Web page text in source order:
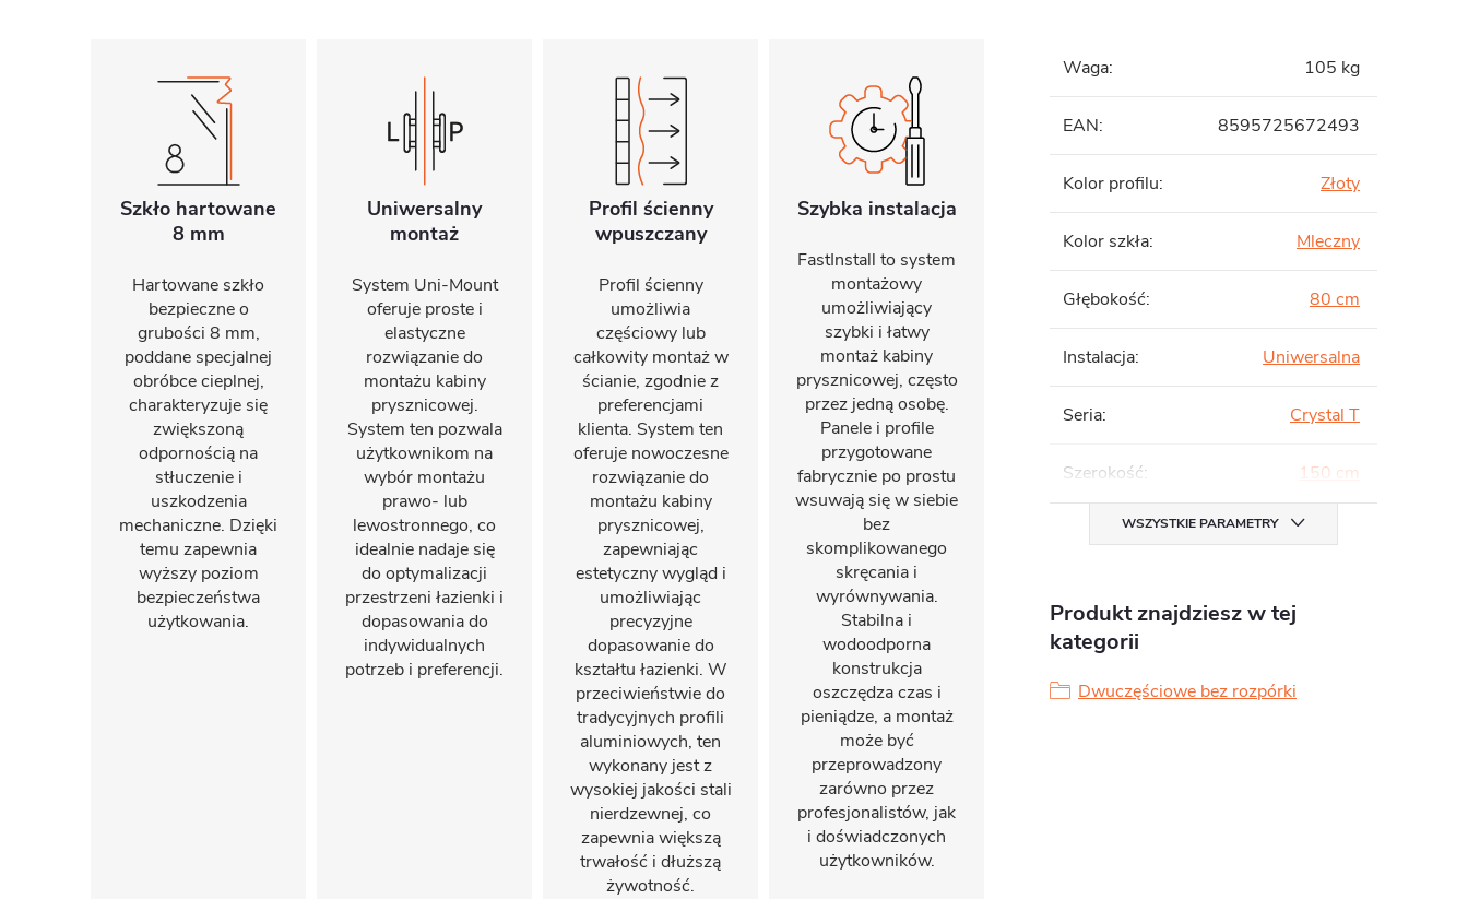
Szkło hartowane
8 mm
Hartowane szkło
bezpieczne o
grubości 8 mm,
poddane specjalnej
obróbce cieplnej,
charakteryzuje się
zwiększoną
odpornością na
stłuczenie i
uszkodzenia
mechaniczne. Dzięki
temu zapewnia
wyższy poziom
bezpieczeństwa
użytkowania.
Uniwersalny
montaż
System Uni-Mount
oferuje proste i
elastyczne
rozwiązanie do
montażu kabiny
prysznicowej.
System ten pozwala
użytkownikom na
wybór montażu
prawo- lub
lewostronnego, co
idealnie nadaje się
do optymalizacji
przestrzeni łazienki i
dopasowania do
indywidualnych
potrzeb i preferencji.
Profil ścienny
wpuszczany
Profil ścienny
umożliwia
częściowy lub
całkowity montaż w
ścianie, zgodnie z
preferencjami
klienta. System ten
oferuje nowoczesne
rozwiązanie do
montażu kabiny
prysznicowej,
zapewniając
estetyczny wygląd i
umożliwiając
precyzyjne
dopasowanie do
kształtu łazienki. W
przeciwieństwie do
tradycyjnych profili
aluminiowych, ten
wykonany jest z
wysokiej jakości stali
nierdzewnej, co
zapewnia większą
trwałość i dłuższą
żywotność.
Szybka instalacja
FastInstall to system
montażowy
umożliwiający
szybki i łatwy
montaż kabiny
prysznicowej, często
przez jedną osobę.
Panele i profile
przygotowane
fabrycznie po prostu
wsuwają się w siebie
bez
skomplikowanego
skręcania i
wyrównywania.
Stabilna i
wodoodporna
konstrukcja
oszczędza czas i
pieniądze, a montaż
może być
przeprowadzony
zarówno przez
profesjonalistów, jak
i doświadczonych
użytkowników.
Waga: 105 kg
EAN: 8595725672493
Kolor profilu: Złoty
Kolor szkła: Mleczny
Głębokość: 80 cm
Instalacja: Uniwersalna
Seria: Crystal T
Szerokość: 150 cm
WSZYSTKIE PARAMETRY
Produkt znajdziesz w tej
kategorii
Dwuczęściowe bez rozpórki